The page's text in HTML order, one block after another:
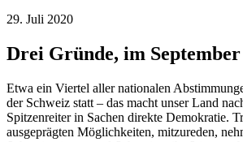
29. Juli 2020
Drei Gründe, im
Etwa ein Viertel aller nationalen
der Schweiz statt – das macht unser Land
Spitzenreiter in Sachen direkte Demokratie.
ausgeprägten Möglichkeiten, mitzureden,